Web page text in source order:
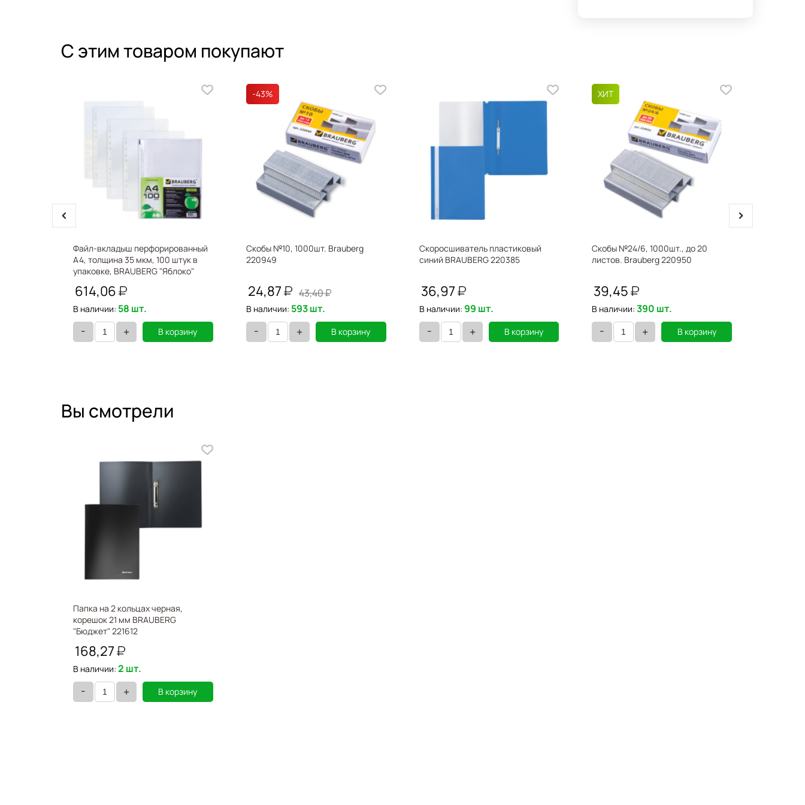
С этим товаром покупают
Файл-вкладыш перфорированный
А4, толщина 35 мкм, 100 штук в
упаковке, BRAUBERG "Яблоко"
614,06
В наличии: 58 шт.
- + В корзину
-43%
Скобы №10, 1000шт. Brauberg
220949
24,87 43,40
В наличии: 593 шт.
- + В корзину
Скоросшиватель пластиковый
синий BRAUBERG 220385
36,97
В наличии: 99 шт.
- + В корзину
Скобы №24/6, 1000шт., до 20
листов. Brauberg 220950
39,45
В наличии: 390 шт.
- + В корзину
prev next
Вы смотрели
Папка на 2 кольцах черная,
корешок 21 мм BRAUBERG
"Бюджет" 221612
168,27
В наличии: 2 шт.
- + В корзину